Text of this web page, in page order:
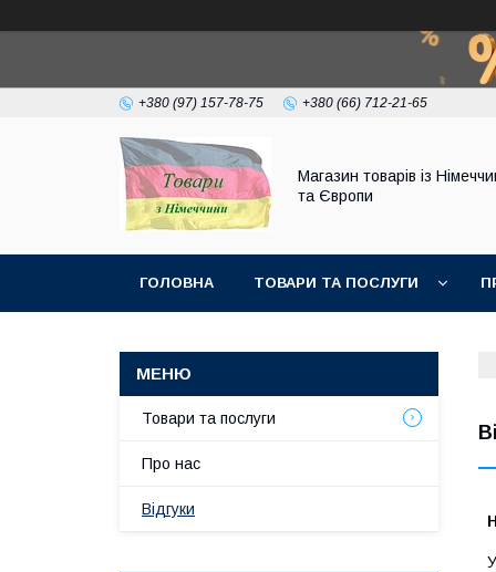
+380 (97) 157-78-75 +380 (66) 712-21-65
Магазин товарів із
та Європи
ГОЛОВНА ТОВАРИ ТА ПОСЛУГИ
Товари та послуги
Про нас
Відгуки